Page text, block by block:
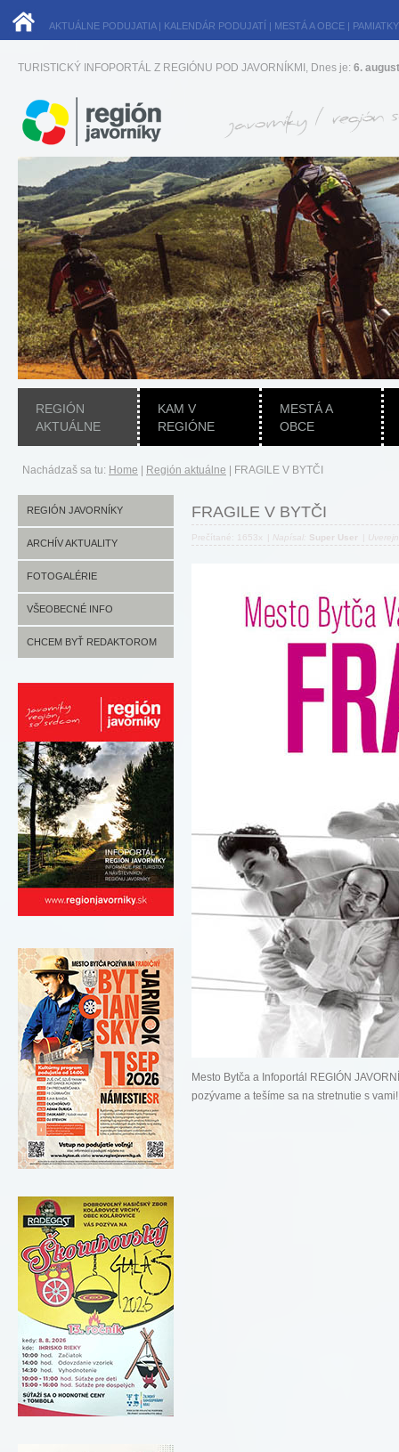
AKTUÁLNE PODUJATIA| KALENDÁR PODUJATÍ | MESTÁ A OBCE | PAMIATKY
TURISTICKÝ INFOPORTÁL Z REGIÓNU POD JAVORNÍKMI, Dnes je: 6.
REGIÓN
AKTUÁLNE
KAM V
REGIÓNE
MESTÁ A
OBCE
Nachádzaš sa tu: Home Región aktuálne FRAGILE V BYTČI
REGIÓN JAVORNÍKY
ARCHÍV AKTUALITY
FOTOGALÉRIE
VŠEOBECNÉ INFO
CHCEM BYŤ REDAKTOROM
FRAGILE V BYTČI
Prečítané: 1653x Napísal: Super User
Mesto Bytča a Infoportál REGIÓN
pozývame a tešíme sa na stretnutie s